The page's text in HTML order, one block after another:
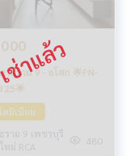
ระราม 9 - อโศก 🌟PN-
มิเนียม
ราม 9 เพชรบุรี
หม่ RCA
480